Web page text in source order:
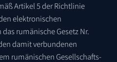
Artikel 5 der Richtlinie
elektronischen
rumänische Gesetz Nr.
damit verbundenen
rumänischen Gesellschafts-